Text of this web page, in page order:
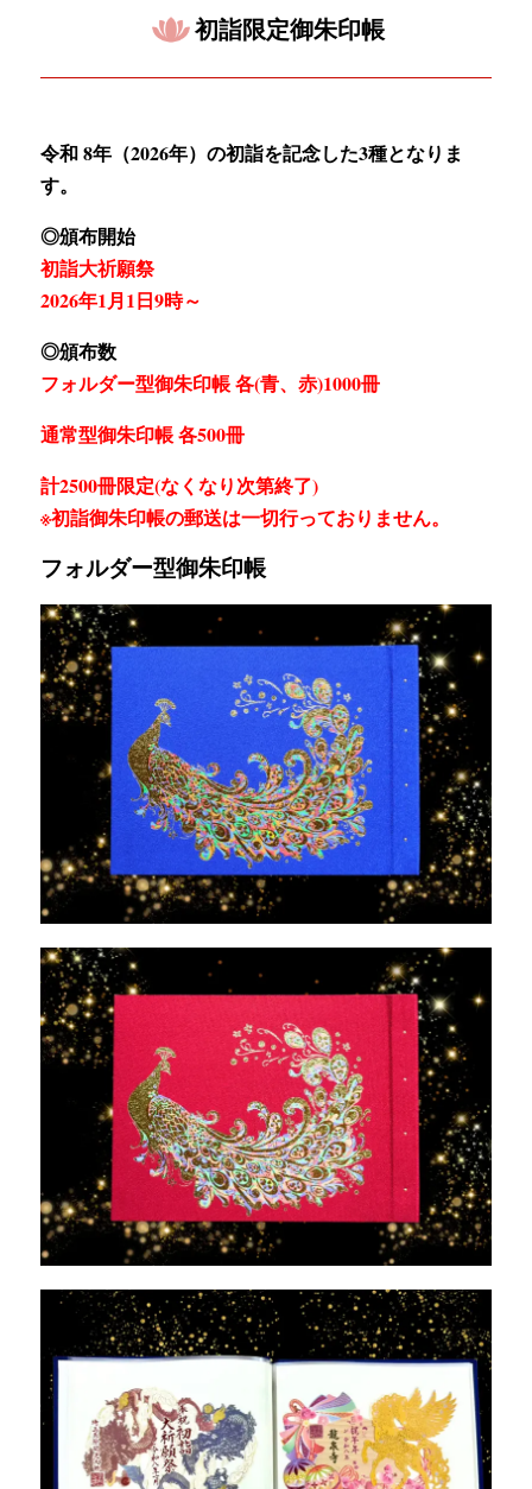
初詣限定御朱印帳
令和 8年（2026年）の初詣を記念した3種となりま
す。
◎頒布開始
初詣大祈願祭
2026年1月1日9時～
◎頒布数
フォルダー型御朱印帳 各(青、赤)1000冊
通常型御朱印帳 各500冊
計2500冊限定(なくなり次第終了)
※初詣御朱印帳の郵送は一切行っておりません。
フォルダー型御朱印帳